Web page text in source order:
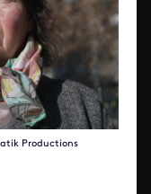
Productions